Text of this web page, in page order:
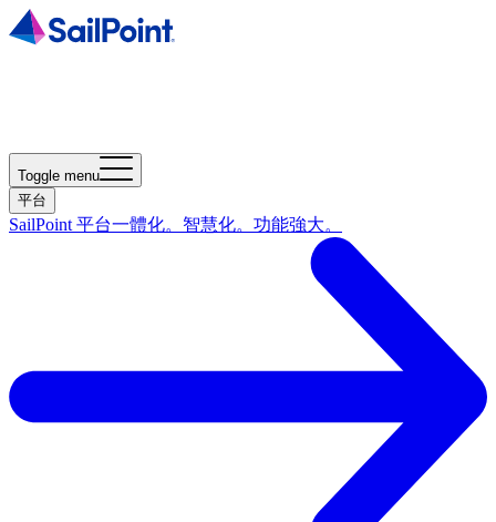
Toggle menu
平台
SailPoint 平台一體化。智慧化。功能強大。